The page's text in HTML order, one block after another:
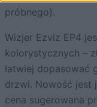
próbnego).
Wizjer Ezviz EP4
kolorystycznych –
łatwiej dopasować
drzwi. Nowość jest
cena sugerowana